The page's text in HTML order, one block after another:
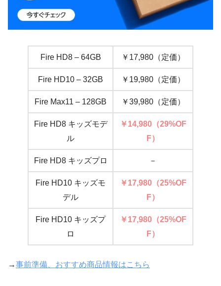
Fire HD8 – 64GB ￥17,980（定価）
Fire HD10 – 32GB ￥19,980（定価）
Fire Max11 – 128GB ￥39,980（定価）
Fire HD8 キッズモデ
ル
￥14,980（29%OF
F）
Fire HD8 キッズプロ －
Fire HD10 キッズモ
デル
￥17,980（25%OF
F）
Fire HD10 キッズプ
ロ
￥17,980（25%OF
F）
→事前準備、おすすめ商品情報はこちら